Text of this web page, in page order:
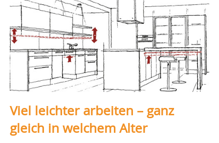
Viel leichter arbeiten – ganz
gleich in welchem Alter